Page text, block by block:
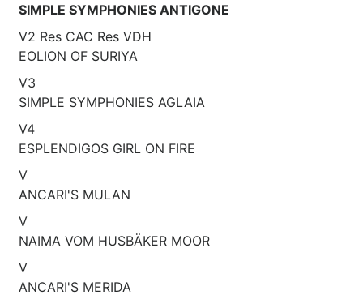
SIMPLE SYMPHONIES ANTIGONE
V2 Res CAC Res VDH
EOLION OF SURIYA
V3
SIMPLE SYMPHONIES AGLAIA
V4
ESPLENDIGOS GIRL ON FIRE
V
ANCARI'S MULAN
V
NAIMA VOM HUSBÄKER MOOR
V
ANCARI'S MERIDA